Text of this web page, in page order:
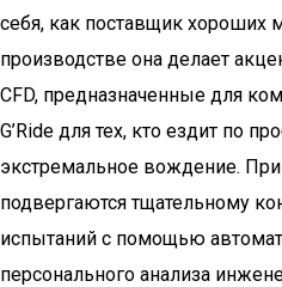
себя, как поставщик хороших
производстве она делает
CFD, предназначенные для
G’Ride для тех, кто ездит по
экстремальное вождение.
подвергаются тщательному
испытаний с помощью
персонального анализа